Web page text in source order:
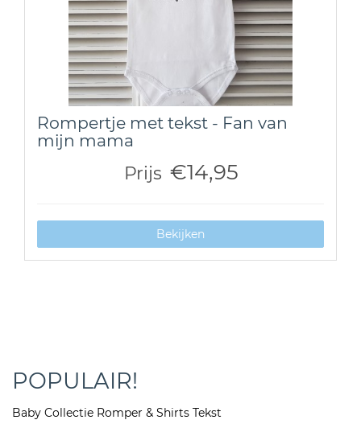
Rompertje met tekst - Fan van
mijn mama
Prijs €14,95
Bekijken
POPULAIR!
Baby Collectie Romper & Shirts Tekst